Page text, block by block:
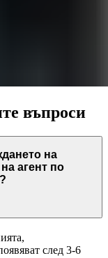
въпроси
на
агент по
след 3-6